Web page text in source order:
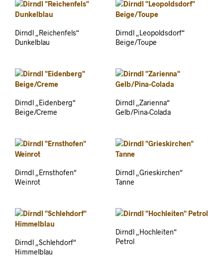
Dirndl „Reichenfels“
Dunkelblau
Dirndl „Leopoldsdorf“
Beige/Toupe
Dirndl „Eidenberg“
Beige/Creme
Dirndl „Zarienna“
Gelb/Pina-Colada
Dirndl „Ernsthofen“
Weinrot
Dirndl „Grieskirchen“
Tanne
Dirndl „Schlehdorf“
Himmelblau
Dirndl „Hochleiten“
Petrol